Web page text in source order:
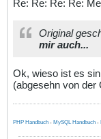
Re: Re: Re: Re:
Original
mir auch...
Ok, wieso ist es
(abgesehn von der
PHP Handbuch - MySQL Handbuch -